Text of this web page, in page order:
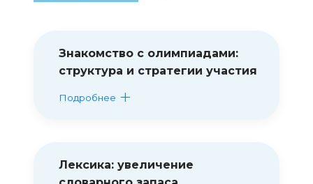
Знакомство с олимпиадами:
структура и стратегии участия
Подробнее
Лексика: увеличение